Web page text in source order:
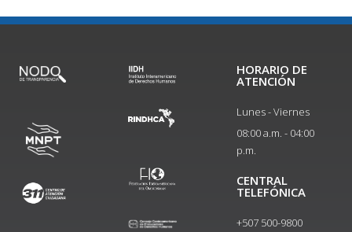
HORARIO DE
ATENCIÓN
Lunes - Viernes
08:00 a.m. - 04:00
p.m.
CENTRAL
TELEFÓNICA
+507 500-9800